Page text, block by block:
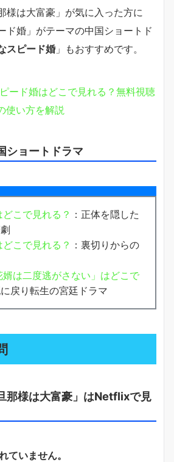
様は大富豪」が気に入った方に
ド婚」がテーマの中国ショートド
スピード婚 」もおすすめです。
ード婚はどこで見れる？無料視聴
使い方を解説
ショートドラマ
どこで見れる？ ：正体を隠した
どこで見れる？ ：裏切りからの
婿は二度逃がさない」はどこで
に戻り転生の宮廷ドラマ
那様は大富豪」はNetflixで見
ていません。